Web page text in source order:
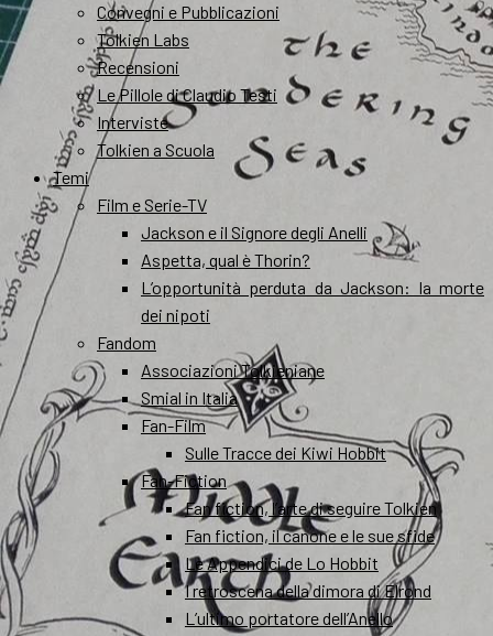
Convegni e Pubblicazioni
Tolkien Labs
Recensioni
Le Pillole di Claudio Testi
Interviste
Tolkien a Scuola
Temi
Film e Serie-TV
Jackson e il Signore degli Anelli
Aspetta, qual è Thorin?
L’opportunità perduta da Jackson: la morte
dei nipoti
Fandom
Associazioni Tolkieniane
Smial in Italia
Fan-Film
Sulle Tracce dei Kiwi Hobbit
Fan-Fiction
Fan fiction, l’arte di seguire Tolkien
Fan fiction, il canone e le sue sfide
Le Appendici de Lo Hobbit
I retroscena della dimora di Elrond
L’ultimo portatore dell’Anello